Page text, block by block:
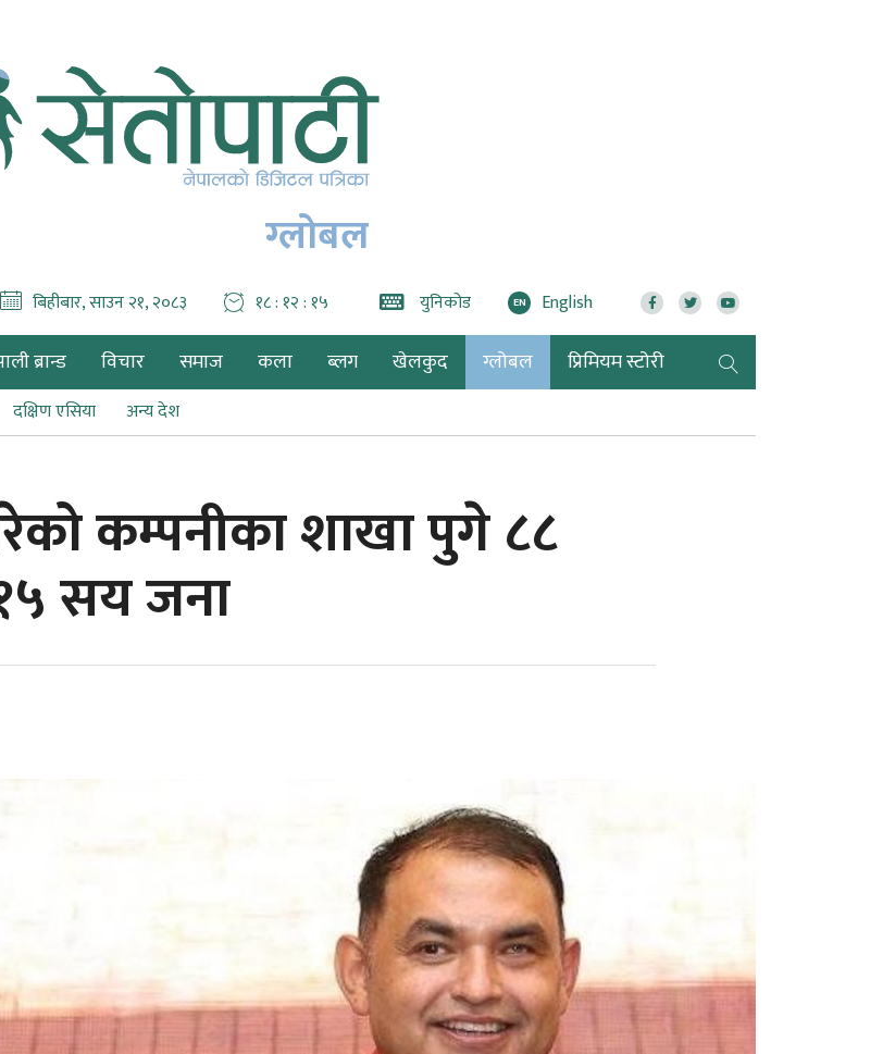
ग्लोबल
बिहीबार, साउन २१, २०८३ १८ : १२ : १७ युनिकोड EN English
ब्रान्ड विचार समाज कला ब्लग खेलकुद ग्लोबल प्रिमियम स्टोरी
दक्षिण एसिया अन्य देश
कम्पनीका शाखा पुगे ८८
सय जना